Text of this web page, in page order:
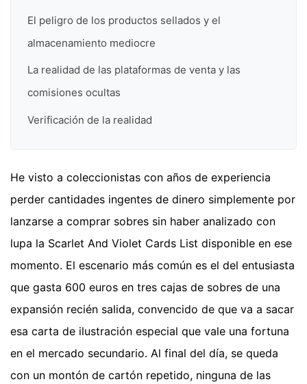
El peligro de los productos sellados y el
almacenamiento mediocre
La realidad de las plataformas de venta y las
comisiones ocultas
Verificación de la realidad
He visto a coleccionistas con años de experiencia
perder cantidades ingentes de dinero simplemente por
lanzarse a comprar sobres sin haber analizado con
lupa la Scarlet And Violet Cards List disponible en ese
momento. El escenario más común es el del entusiasta
que gasta 600 euros en tres cajas de sobres de una
expansión recién salida, convencido de que va a sacar
esa carta de ilustración especial que vale una fortuna
en el mercado secundario. Al final del día, se queda
con un montón de cartón repetido, ninguna de las